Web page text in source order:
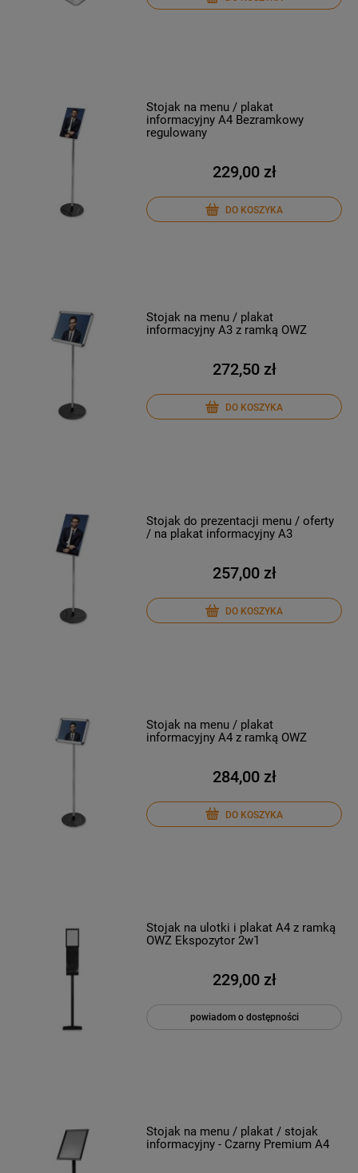
Stojak na menu / plakat
informacyjny A4 Bezramkowy
regulowany
229,00 zł
DO KOSZYKA
Stojak na menu / plakat
informacyjny A3 z ramką OWZ
272,50 zł
DO KOSZYKA
Stojak do prezentacji menu / oferty
/ na plakat informacyjny A3
257,00 zł
DO KOSZYKA
Stojak na menu / plakat
informacyjny A4 z ramką OWZ
284,00 zł
DO KOSZYKA
Stojak na ulotki i plakat A4 z ramką
OWZ Ekspozytor 2w1
229,00 zł
powiadom o dostępności
Stojak na menu / plakat / stojak
informacyjny - Czarny Premium A4